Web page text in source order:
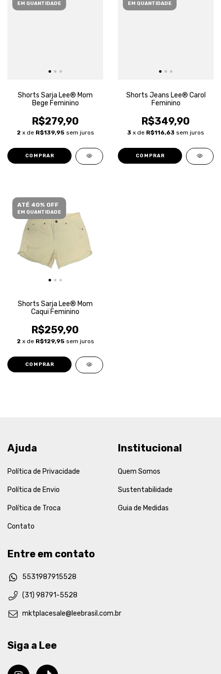
EM QUANTIDADE
Shorts Sarja Lee® Mom
Bege Feminino
R$279,90
2 x de R$139,95 sem juros
COMPRAR
EM QUANTIDADE
Shorts Jeans Lee® Carol
Feminino
R$349,90
3 x de R$116,63 sem juros
COMPRAR
ATÉ 40% OFF
EM QUANTIDADE
Shorts Sarja Lee® Mom
Caqui Feminino
R$259,90
2 x de R$129,95 sem juros
COMPRAR
Ajuda
Política de Privacidade
Política de Envio
Política de Troca
Contato
Institucional
Quem Somos
Sustentabilidade
Guia de Medidas
Entre em contato
5531987915528
(31) 98791-5528
mktplacesale@leebrasil.com.br
Siga a Lee